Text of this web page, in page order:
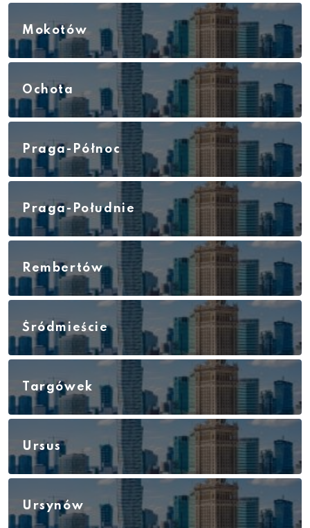
Mokotów
Ochota
Praga-Północ
Praga-Południe
Rembertów
Śródmieście
Targówek
Ursus
Ursynów